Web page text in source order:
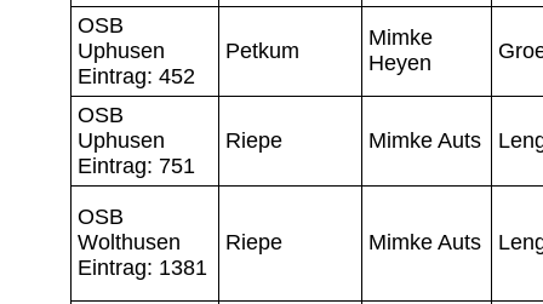
OSB
Uphusen
Eintrag: 452
Petkum
Mimke
Heyen
OSB
Uphusen
Eintrag: 751
Riepe Mimke Auts
OSB
Wolthusen
Eintrag: 1381
Riepe Mimke Auts